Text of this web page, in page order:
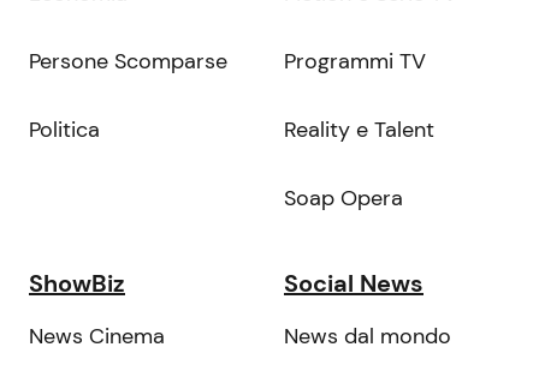
Persone Scomparse
Politica
Programmi TV
Reality e Talent
Soap Opera
ShowBiz
News Cinema
Social News
News dal mondo